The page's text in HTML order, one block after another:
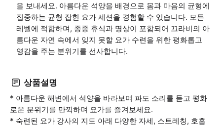
을 보내세요. 아름다운 석양을 배경으로 몸과 마음의 균형에
집중하는 균형 잡힌 요가 세션을 경험할 수 있습니다. 모든
레벨에 적합하며, 종종 휴식과 명상이 포함되어 끄라비의 아
름다운 자연 속에서 잊지 못할 요가 수련을 위한 평화롭고
영감을 주는 분위기를 선사합니다.
상품설명
* 아름다운 해변에서 석양을 바라보며 파도 소리를 듣고 평화
로운 분위기를 만끽하며 요가를 즐겨보세요.
* 숙련된 요가 강사의 지도 아래 다양한 자세, 스트레칭, 호흡